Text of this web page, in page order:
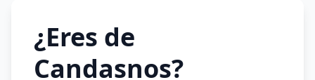
¿Eres de
Candasnos?